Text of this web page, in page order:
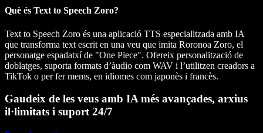
Què és Text to Speech Zoro?
Text to Speech Zoro és una aplicació TTS especialitzada amb IA
que transforma text escrit en una veu que imita Roronoa Zoro, el
personatge espadatxí de "One Piece". Ofereix personalització de
doblatges, suporta formats d’àudio com WAV i l’utilitzen creadors a
TikTok o per fer mems, en idiomes com japonès i francès.
Gaudeix de les veus amb IA més avançades, arxius
il·limitats i suport 24/7